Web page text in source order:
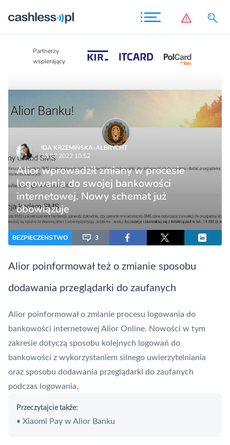
Partnerzy
wspierający
IDA KRZEMIŃSKA-ALBRYCHT
18.07.2022 10:52
Alior wprowadził zmiany w procesie
logowania do swojej bankowości
internetowej. Nowy schemat już
obowiązuje
BEZPIECZEŃSTWO 3
Alior poinformował też o zmianie sposobu
dodawania przeglądarki do zaufanych
Alior poinformował o zmianie procesu logowania do
bankowości internetowej Alior Online. Nowości w tym
zakresie dotyczą sposobu kolejnych logowań do
bankowości z wykorzystaniem silnego uwierzytelniania
oraz sposobu dodawania przeglądarki do zaufanych
podczas logowania.
Przeczytajcie także:
• Xiaomi Pay w Alior Banku